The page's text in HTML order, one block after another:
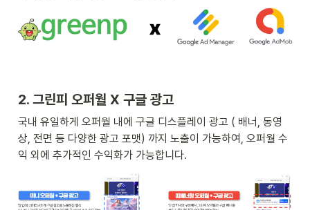
2. 그린피 오퍼월 X 구글 광고
국내 유일하게 오퍼월 내에 구글 디스플레이 광고 ( 배너, 동영
상, 전면 등 다양한 광고 포맷) 까지 노출이 가능하여, 오퍼월 수
익 외에 추가적인 수익화가 가능합니다.